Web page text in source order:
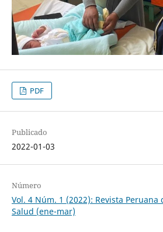
PDF
Publicado
2022-01-03
Número
Vol. 4 Núm. 1 (2022): Revista Peruana
Salud (ene-mar)